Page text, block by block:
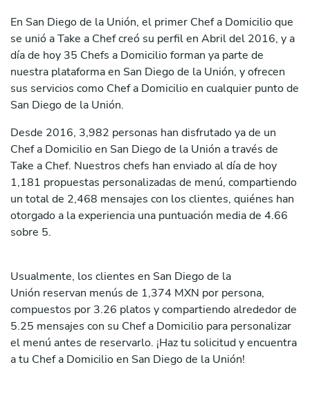
En San Diego de la Unión, el primer Chef a Domicilio que
se unió a Take a Chef creó su perfil en Abril del 2016, y a
día de hoy 35 Chefs a Domicilio forman ya parte de
nuestra plataforma en San Diego de la Unión, y ofrecen
sus servicios como Chef a Domicilio en cualquier punto de
San Diego de la Unión.
Desde 2016, 3,982 personas han disfrutado ya de un
Chef a Domicilio en San Diego de la Unión a través de
Take a Chef. Nuestros chefs han enviado al día de hoy
1,181 propuestas personalizadas de menú, compartiendo
un total de 2,468 mensajes con los clientes, quiénes han
otorgado a la experiencia una puntuación media de 4.66
sobre 5.
Usualmente, los clientes en San Diego de la
Unión reservan menús de 1,374 MXN por persona,
compuestos por 3.26 platos y compartiendo alrededor de
5.25 mensajes con su Chef a Domicilio para personalizar
el menú antes de reservarlo. ¡Haz tu solicitud y encuentra
a tu Chef a Domicilio en San Diego de la Unión!